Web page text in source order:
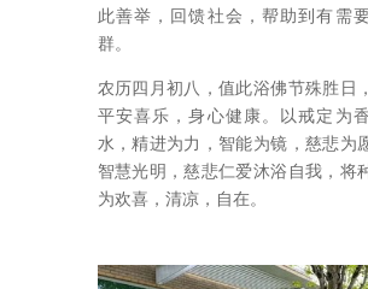
此善举，回馈社会，帮助到有需
群。
农历四月初八，值此浴佛节殊胜日
平安喜乐，身心健康。以戒定为
水，精进为力，智能为镜，慈悲为
智慧光明，慈悲仁爱沐浴自我，将
为欢喜，清凉，自在。